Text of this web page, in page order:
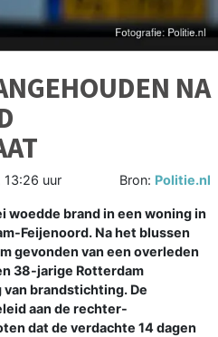
NA
13:26 uur Bron: Politie.nl
woedde brand in een woning in
Feijenoord. Na het blussen
gevonden van een overleden
38-jarige Rotterdam
brandstichting. De
aan de rechter-
dat de verdachte 14 dagen